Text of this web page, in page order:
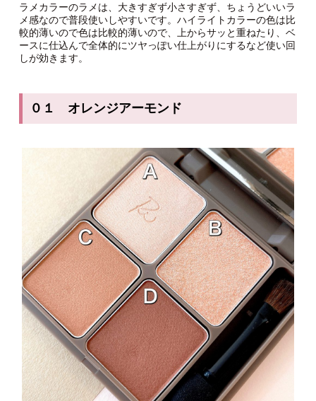
ラメカラーのラメは、大きすぎず小さすぎず、ちょうどいいラ
メ感なので普段使いしやすいです。ハイライトカラーの色は比
較的薄いので色は比較的薄いので、上からサッと重ねたり、ベ
ースに仕込んで全体的にツヤっぽい仕上がりにするなど使い回
しが効きます。
０１ オレンジアーモンド